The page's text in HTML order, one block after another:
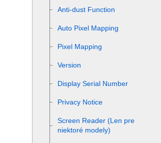
Anti-dust Function
Auto Pixel Mapping
Pixel Mapping
Version
Display Serial Number
Privacy Notice
Screen Reader (Len pre
niektoré modely)